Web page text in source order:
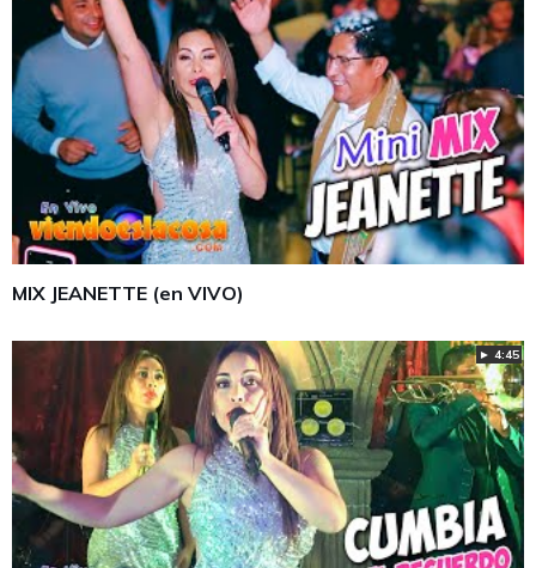
MIX JEANETTE (en VIVO)
► 4:45